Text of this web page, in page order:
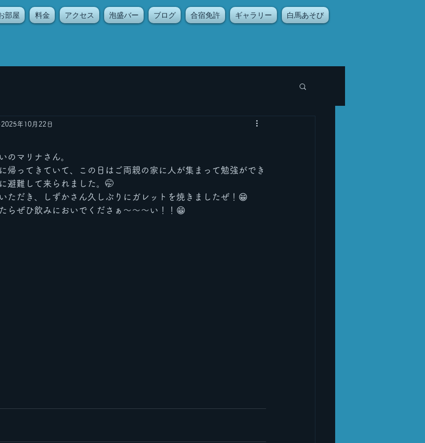
部屋 料金 アクセス 泡盛バー ブログ 合宿免許 ギャラリー 白馬あそび
2025年10月22日
のマリナさん。
帰ってきていて、この日はご両親の家に人が集まって勉強ができ
避難して来られました。🤭
ただき、しずかさん久しぶりにガレットを焼きましたぜ！😁
らぜひ飲みにおいでくださぁ〜〜〜い！！😁